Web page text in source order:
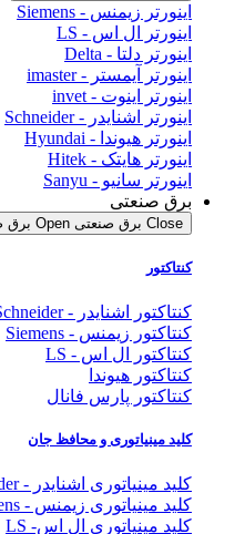
اینورتر زیمنس - Siemens
اینورتر ال اس - LS
اینورتر دلتا - Delta
اینورتر آیمستر - imaster
اینورتر اینوت - invet
اینورتر اشنایدر - Schneider
اینورتر هیوندا - Hyundai
اینورتر هایتک - Hitek
اینورتر سانیو - Sanyu
برق صنعتی
Close برق صنعتی Open برق صنعتی
کنتاکتور
کنتاکتور اشنایدر - Schneider
کنتاکتور زیمنس - Siemens
کنتاکتور ال اس - LS
کنتاکتور هیوندا
کنتاکتور پارس فانال
کلید مینیاتوری و محافظ جان
کلید مینیاتوری اشنایدر - Schneider
کلید مینیاتوری زیمنس - Siemens
کلید مینیاتوری ال اس- LS